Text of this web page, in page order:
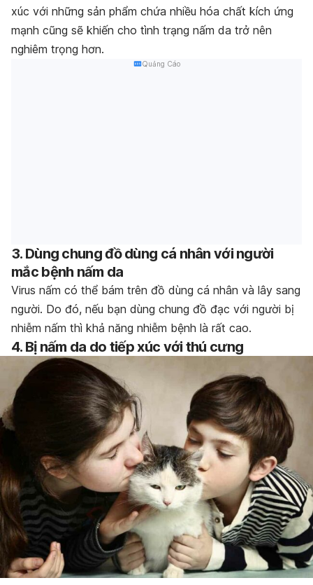
xúc với những sản phẩm chứa nhiều hóa chất kích ứng
mạnh cũng sẽ khiến cho tình trạng nấm da trở nên
nghiêm trọng hơn.
Quảng Cáo
3. Dùng chung đồ dùng cá nhân với người
mắc bệnh nấm da
Virus nấm có thể bám trên đồ dùng cá nhân và lây sang
người. Do đó, nếu bạn dùng chung đồ đạc với người bị
nhiễm nấm thì khả năng nhiễm bệnh là rất cao.
4. Bị nấm da do tiếp xúc với thú cưng